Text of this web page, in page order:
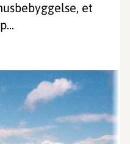
et